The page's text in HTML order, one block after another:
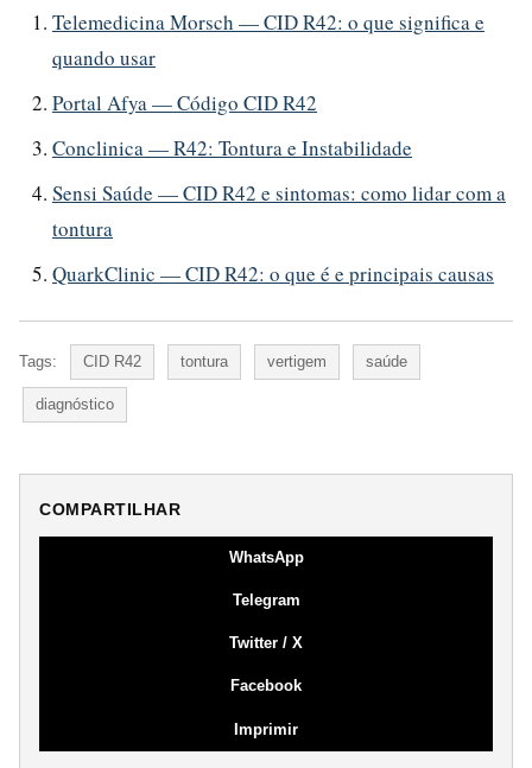
Telemedicina Morsch — CID R42: o que significa e
quando usar
Portal Afya — Código CID R42
Conclinica — R42: Tontura e Instabilidade
Sensi Saúde — CID R42 e sintomas: como lidar com a
tontura
QuarkClinic — CID R42: o que é e principais causas
Tags: CID R42 tontura vertigem saúde
diagnóstico
COMPARTILHAR
WhatsApp
Telegram
Twitter / X
Facebook
Imprimir